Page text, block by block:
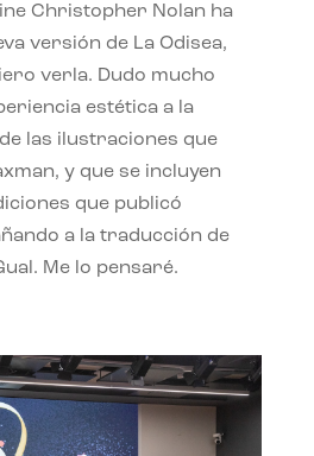
Christopher Nolan ha
versión de La Odisea,
verla. Dudo mucho
estética a la
las ilustraciones que
y que se incluyen
que publicó
a la traducción de
Me lo pensaré.